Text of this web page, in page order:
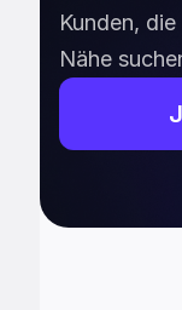
Kunden,
Nähe